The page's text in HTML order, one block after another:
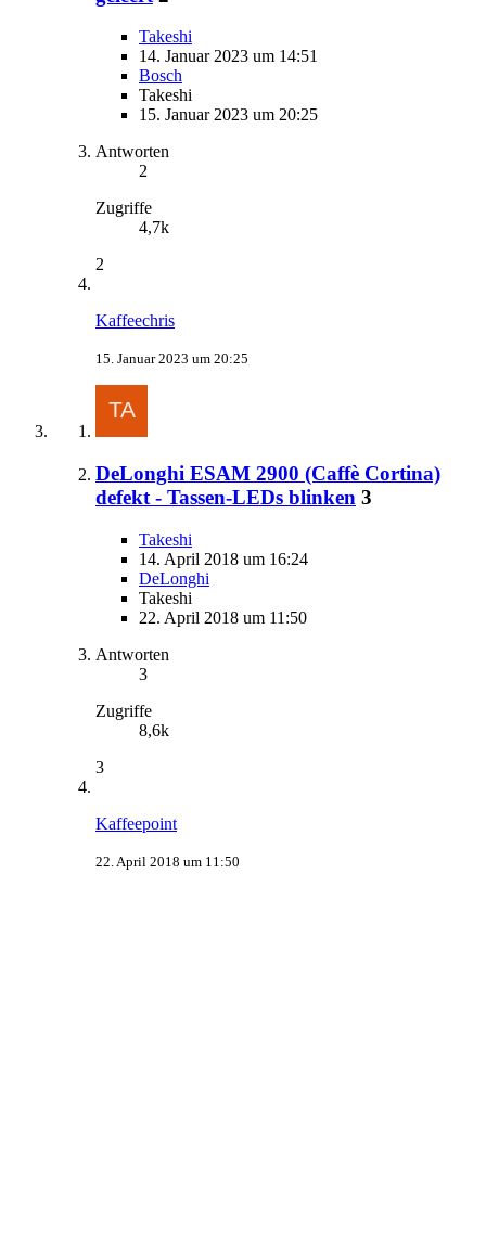
Takeshi
14. Januar 2023 um 14:51
Bosch
Takeshi
15. Januar 2023 um 20:25
Antworten
2
Zugriffe
4,7k
2
Kaffeechris
15. Januar 2023 um 20:25
DeLonghi ESAM 2900 (Caffè Cortina)
defekt - Tassen-LEDs blinken 3
Takeshi
14. April 2018 um 16:24
DeLonghi
Takeshi
22. April 2018 um 11:50
Antworten
3
Zugriffe
8,6k
3
Kaffeepoint
22. April 2018 um 11:50